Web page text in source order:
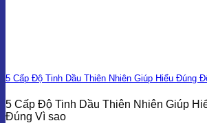
5 Cấp Độ Tinh Dầu Thiên Nhiên Giúp Hiểu Đúng
5 Cấp Độ Tinh Dầu Thiên Nhiên Giúp
Đúng Vì sao